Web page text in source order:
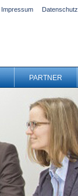
Impressum Datenschutz
PARTNER